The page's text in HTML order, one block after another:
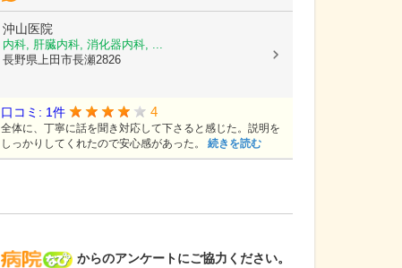
病院なび
からのアンケートにご協力ください。
沖山医院
内科, 肝臓内科, 消化器内科, ...
長野県上田市長瀬2826
口コミ: 1件 4
全体に、丁寧に話を聞き対応して下さると感じた。説明を
しっかりしてくれたので安心感があった。 続きを読む